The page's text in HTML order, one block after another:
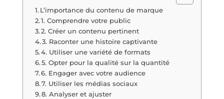
L’importance du contenu de marque
1. Comprendre votre public
2. Créer un contenu pertinent
3. Raconter une histoire captivante
4. Utiliser une variété de formats
5. Opter pour la qualité sur la quantité
6. Engager avec votre audience
7. Utiliser les médias sociaux
8. Analyser et ajuster